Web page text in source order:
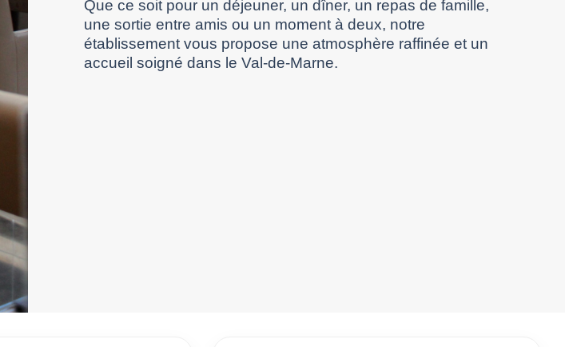
Que ce soit pour un déjeuner, un dîner, un repas de famille,
une sortie entre amis ou un moment à deux, notre
établissement vous propose une atmosphère raffinée et un
accueil soigné dans le Val-de-Marne.